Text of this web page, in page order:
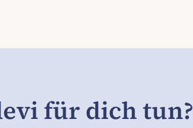
für dich tun?